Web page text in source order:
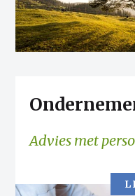
Advies met